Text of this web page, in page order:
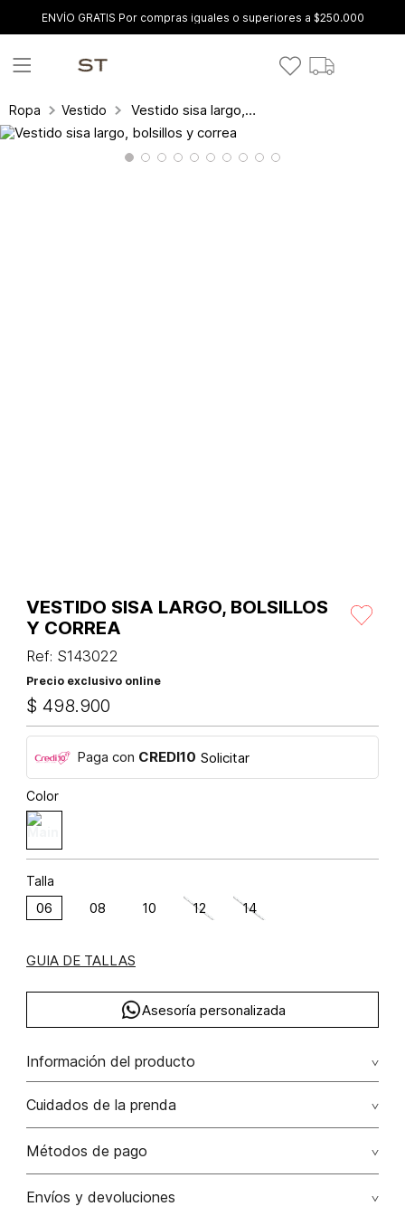
ENVÍO GRATIS Por compras iguales o superiores a $250.000
Ropa Vestidos Vestido sisa largo, bolsillos y correa
VESTIDO SISA LARGO, BOLSILLOS
Y CORREA
Ref: S143022
Precio exclusivo online
$ 498.900
Paga con CREDI10 Solicitar
Color
Talla
06 08 10 12 14
GUIA DE TALLAS
Asesoría personalizada
Información del producto
rayón 100% 100.00% rayón/rayon
Cuidados de la prenda
Lavar a mano por separado / no dejar en remojo / no
Métodos de pago
Tarjetas de crédito: Visa, Dinners, Master Card y American
Envíos y devoluciones